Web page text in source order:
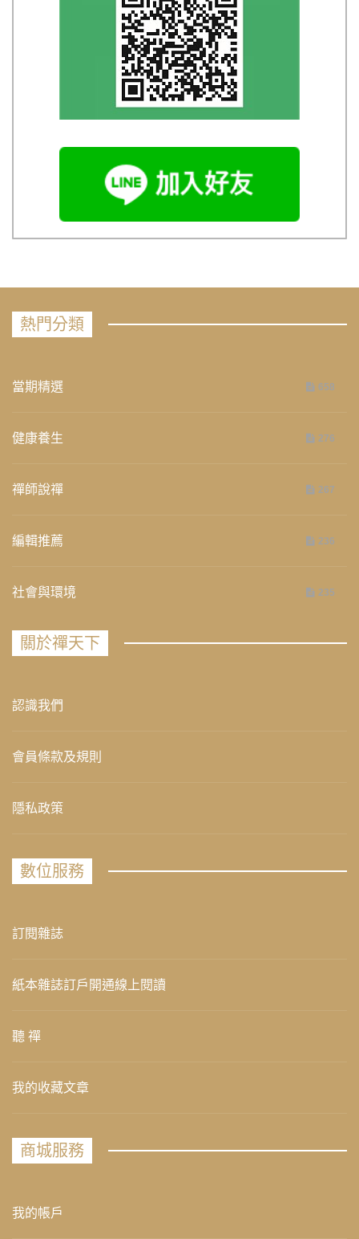
熱門分類
當期精選 658
健康養生 276
禪師說禪 267
編輯推薦 236
社會與環境 235
關於禪天下
認識我們
會員條款及規則
隱私政策
數位服務
訂閱雜誌
紙本雜誌訂戶開通線上閱讀
聽 禪
我的收藏文章
商城服務
我的帳戶